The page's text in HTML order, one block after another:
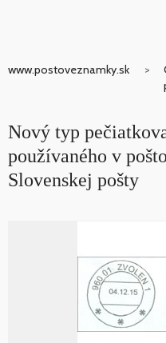
www.postoveznamky.sk
Nový typ
používaného v
Slovenskej pošty